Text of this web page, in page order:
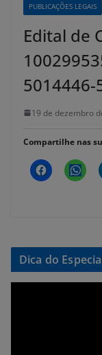
PUBLICAÇÕES LEGAIS
Edital de
5014446-
19 de dezembro
Compartilhe nas
Dica do